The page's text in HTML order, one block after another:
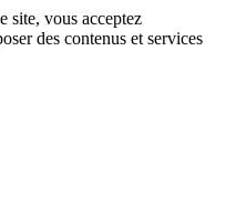
site, vous acceptez
des contenus et services